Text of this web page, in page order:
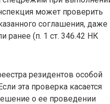
может проверить
соглашения, даже
ранее (п. 1 ст. 346.42 НК
резидентов особой
эта проверка касается
о ее проведении